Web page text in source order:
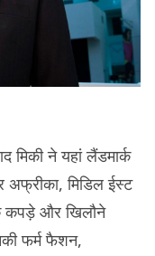
मिकी ने यहां लैंडमार्क
मिडिल ईस्ट
कपड़े और खिलौने
फर्म फैशन,